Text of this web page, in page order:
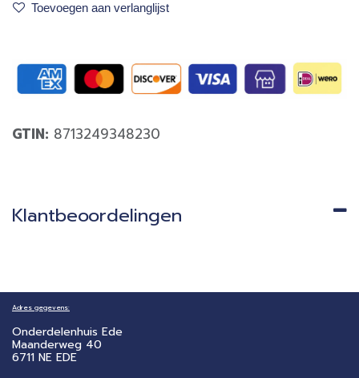
Toevoegen aan verlanglijst
GTIN: 8713249348230
Klantbeoordelingen
Adres gegevens:
Onderdelenhuis Ede
Maanderweg 40
6711 NE EDE